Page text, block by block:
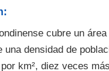
cubre un
una densidad de
km², diez veces